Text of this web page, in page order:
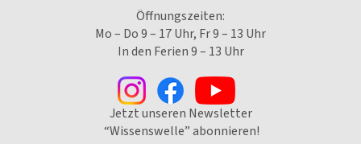
Öffnungszeiten:
Mo – Do 9 – 17 Uhr, Fr 9 – 13 Uhr
In den Ferien 9 – 13 Uhr
Jetzt unseren Newsletter
“Wissenswelle” abonnieren!